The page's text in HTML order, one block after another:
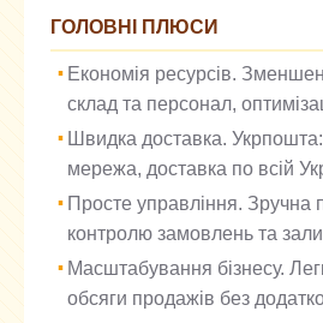
ГОЛОВНІ ПЛЮСИ
Економія ресурсів.
склад та персонал,
Швидка доставка.
мережа, доставка по всій
Просте управління.
контролю замовлень та
Масштабування бізнесу.
обсяги продажів без